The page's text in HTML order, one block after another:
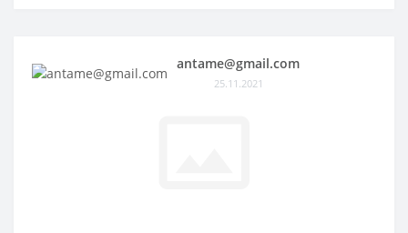
antame@gmail.com
25.11.2021